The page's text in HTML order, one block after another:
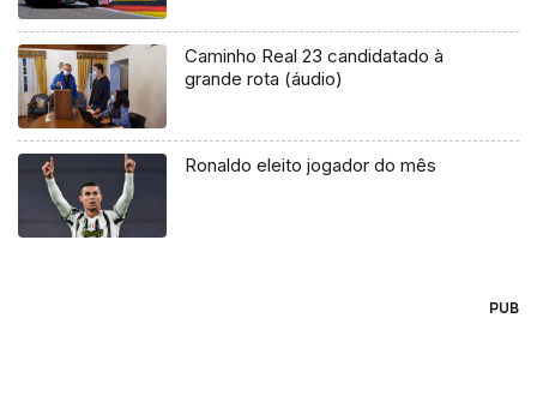
Caminho Real 23 candidatado à
grande rota (áudio)
Ronaldo eleito jogador do mês
PUB